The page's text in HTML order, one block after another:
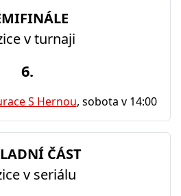
v turnaji
6.
S Hernou, sobota v 14:00
ČÁST
v seriálu